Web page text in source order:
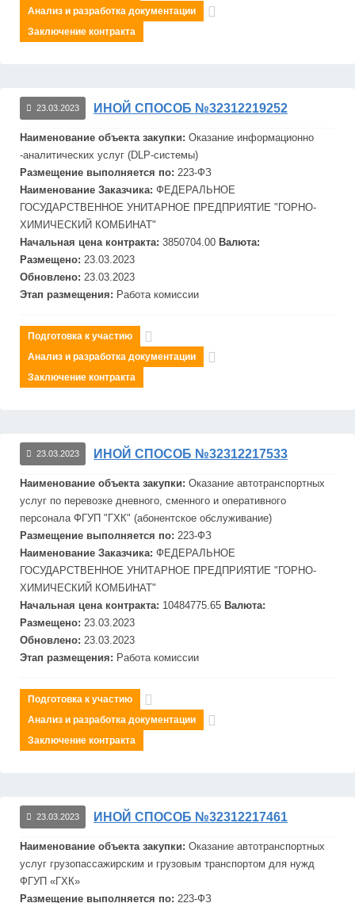
Анализ и разработка документации
Заключение контракта
23.03.2023 ИНОЙ СПОСОБ №32312219252
Наименование объекта закупки: Оказание информационно
-аналитических услуг (DLP-системы)
Размещение выполняется по: 223-ФЗ
Наименование Заказчика: ФЕДЕРАЛЬНОЕ
ГОСУДАРСТВЕННОЕ УНИТАРНОЕ ПРЕДПРИЯТИЕ "ГОРНО-
ХИМИЧЕСКИЙ КОМБИНАТ"
Начальная цена контракта: 3850704.00 Валюта:
Размещено: 23.03.2023
Обновлено: 23.03.2023
Этап размещения: Работа комиссии
Подготовка к участию
Анализ и разработка документации
Заключение контракта
23.03.2023 ИНОЙ СПОСОБ №32312217533
Наименование объекта закупки: Оказание автотранспортных
услуг по перевозке дневного, сменного и оперативного
персонала ФГУП " ГХК" (абонентское обслуживание)
Размещение выполняется по: 223-ФЗ
Наименование Заказчика: ФЕДЕРАЛЬНОЕ
ГОСУДАРСТВЕННОЕ УНИТАРНОЕ ПРЕДПРИЯТИЕ "ГОРНО-
ХИМИЧЕСКИЙ КОМБИНАТ"
Начальная цена контракта: 10484775.65 Валюта:
Размещено: 23.03.2023
Обновлено: 23.03.2023
Этап размещения: Работа комиссии
Подготовка к участию
Анализ и разработка документации
Заключение контракта
23.03.2023 ИНОЙ СПОСОБ №32312217461
Наименование объекта закупки: Оказание автотранспортных
услуг грузопассажирским и грузовым транспортом для нужд
ФГУП «ГХК»
Размещение выполняется по: 223-ФЗ